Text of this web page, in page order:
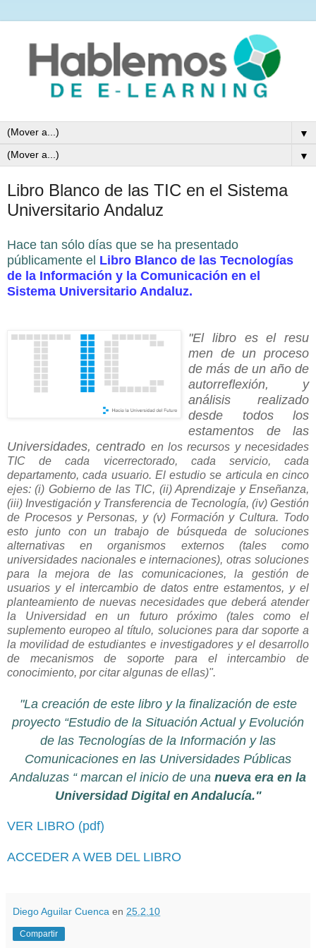
▼
▼
Libro Blanco de las TIC en el Sistema
Universitario Andaluz
Hace tan sólo días que se ha presentado
públicamente el Libro Blanco de las Tecnologías
de la Información y la Comunicación en el
Sistema Universitario Andaluz.
"El libro es el resu
men de un proceso
de más de un año de
autorreflexión, y
análisis realizado
desde todos los
estamentos de las
Universidades, centrado en los recursos y necesidades
TIC de cada vicerrectorado, cada servicio, cada
departamento, cada usuario. El estudio se articula en cinco
ejes: (i) Gobierno de las TIC, (ii) Aprendizaje y Enseñanza,
(iii) Investigación y Transferencia de Tecnología, (iv) Gestión
de Procesos y Personas, y (v) Formación y Cultura. Todo
esto junto con un trabajo de búsqueda de soluciones
alternativas en organismos externos (tales como
universidades nacionales e internaciones), otras soluciones
para la mejora de las comunicaciones, la gestión de
usuarios y el intercambio de datos entre estamentos, y el
planteamiento de nuevas necesidades que deberá atender
la Universidad en un futuro próximo (tales como el
suplemento europeo al título, soluciones para dar soporte a
la movilidad de estudiantes e investigadores y el desarrollo
de mecanismos de soporte para el intercambio de
conocimiento, por citar algunas de ellas)".
"La creación de este libro y la finalización de este
proyecto “Estudio de la Situación Actual y Evolución
de las Tecnologías de la Información y las
Comunicaciones en las Universidades Públicas
Andaluzas “ marcan el inicio de una nueva era en la
Universidad Digital en Andalucía."
VER LIBRO (pdf)
ACCEDER A WEB DEL LIBRO
Diego Aguilar Cuenca en 25.2.10
Compartir